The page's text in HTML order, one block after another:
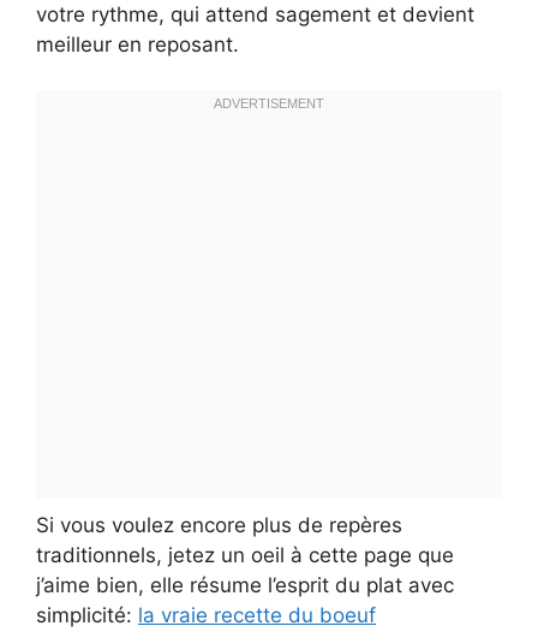
votre rythme, qui attend sagement et devient
meilleur en reposant.
Si vous voulez encore plus de repères
traditionnels, jetez un oeil à cette page que
j’aime bien, elle résume l’esprit du plat avec
simplicité: la vraie recette du boeuf